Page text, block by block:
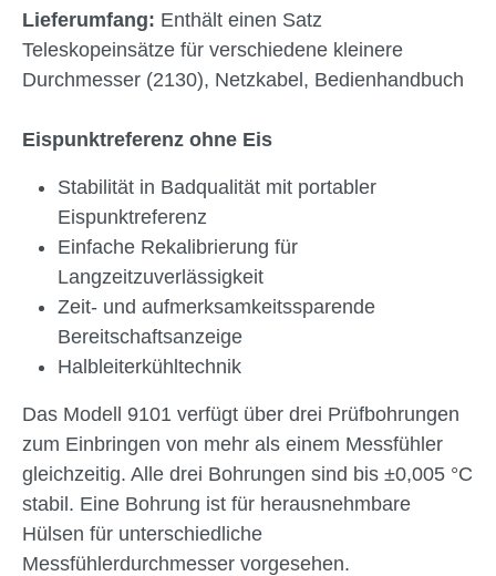
Lieferumfang: Enthält einen Satz
Teleskopeinsätze für verschiedene kleinere
Durchmesser (2130), Netzkabel, Bedienhandbuch
Eispunktreferenz ohne Eis
Stabilität in Badqualität mit portabler
Eispunktreferenz
Einfache Rekalibrierung für
Langzeitzuverlässigkeit
Zeit- und aufmerksamkeitssparende
Bereitschaftsanzeige
Halbleiterkühltechnik
Das Modell 9101 verfügt über drei Prüfbohrungen
zum Einbringen von mehr als einem Messfühler
gleichzeitig. Alle drei Bohrungen sind bis ±0,005 °C
stabil. Eine Bohrung ist für herausnehmbare
Hülsen für unterschiedliche
Messfühlerdurchmesser vorgesehen.